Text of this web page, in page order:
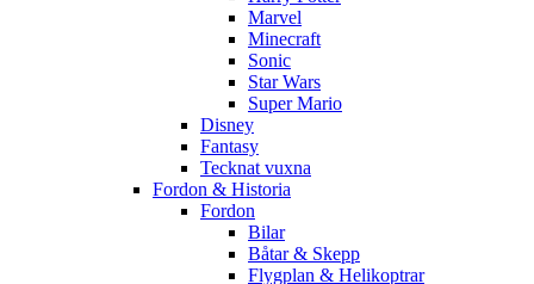
Marvel
Minecraft
Sonic
Star Wars
Super Mario
Disney
Fantasy
Tecknat vuxna
Fordon & Historia
Fordon
Bilar
Båtar & Skepp
Flygplan & Helikoptrar